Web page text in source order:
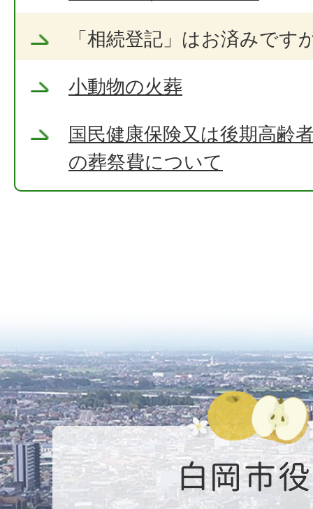
「相続登記」はお済みです
小動物の火葬
国民健康保険又は後期高齢
の葬祭費について